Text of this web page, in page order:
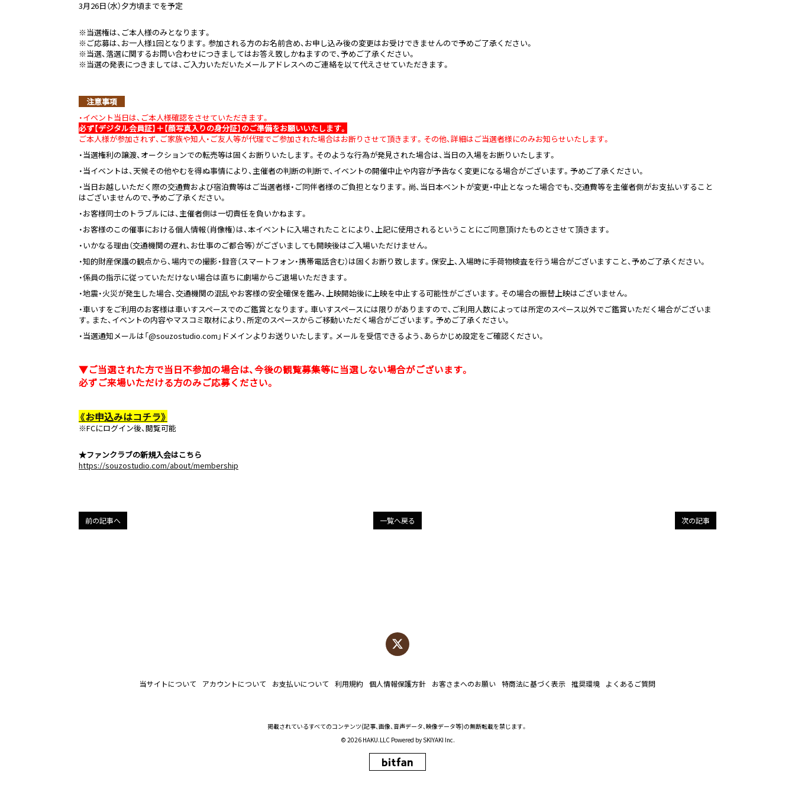
3月26日（水）夕方頃までを予定
※当選権は、ご本人様のみとなります。
※ご応募は、お一人様1回となります。参加される方のお名前含め、お申し込み後の変更はお受けできませんので予めご了承ください。
※当選、落選に関するお問い合わせにつきましてはお答え致しかねますので、予めご了承ください。
※当選の発表につきましては、ご入力いただいたメールアドレスへのご連絡を以て代えさせていただきます。
注意事項
・イベント当日は、ご本人様確認をさせていただきます。
必ず【デジタル会員証】＋【顔写真入りの身分証】のご準備をお願いいたします。
ご本人様が参加されず、ご家族や知人・ご友人等が代理でご参加された場合はお断りさせて頂きます。その他、詳細はご当選者様にのみお知らせいたします。
・当選権利の譲渡、オークションでの転売等は固くお断りいたします。そのような行為が発見された場合は、当日の入場をお断りいたします。
・当イベントは、天候その他やむを得ぬ事情により、主催者の判断の判断で、イベントの開催中止や内容が予告なく変更になる場合がございます。予めご了承ください。
・当日お越しいただく際の交通費および宿泊費等はご当選者様・ご同伴者様のご負担となります。尚、当日本ベントが変更・中止となった場合でも、交通費等を主催者側がお支払いすること
はございませんので、予めご了承ください。
・お客様同士のトラブルには、主催者側は一切責任を負いかねます。
・お客様のこの催事における個人情報（肖像権）は、本イベントに入場されたことにより、上記に使用されるということにご同意頂けたものとさせて頂きます。
・いかなる理由（交通機関の遅れ、お仕事のご都合等）がございましても開映後はご入場いただけません。
・知的財産保護の観点から、場内での撮影・録音（スマートフォン・携帯電話含む）は固くお断り致します。保安上、入場時に手荷物検査を行う場合がございますこと、予めご了承ください。
・係員の指示に従っていただけない場合は直ちに劇場からご退場いただきます。
・地震・火災が発生した場合、交通機関の混乱やお客様の安全確保を鑑み、上映開始後に上映を中止する可能性がございます。その場合の振替上映はございません。
・車いすをご利用のお客様は車いすスペースでのご鑑賞となります。車いすスペースには限りがありますので、ご利用人数によっては所定のスペース以外でご鑑賞いただく場合がございま
す。また、イベントの内容やマスコミ取材により、所定のスペースからご移動いただく場合がございます。予めご了承ください。
・当選通知メールは「@souzostudio.com」ドメインよりお送りいたします。メールを受信できるよう、あらかじめ設定をご確認ください。
▼ご当選された方で当日不参加の場合は、今後の観覧募集等に当選しない場合がございます。
必ずご来場いただける方のみご応募ください。
《お申込みはコチラ》
※FCにログイン後、閲覧可能
★ファンクラブの新規入会はこちら
https://souzostudio.com/about/membership
次の記事
一覧へ戻る
前の記事へ
当サイトについて アカウントについて お支払いについて 利用規約 個人情報保護方針 お客さまへのお願い 特商法に基づく表示 推奨環境 よくあるご質問
掲載されているすべてのコンテンツ(記事、画像、音声データ、映像データ等)の無断転載を禁じます。
© 2026 HAKU.LLC Powered by SKIYAKI Inc.